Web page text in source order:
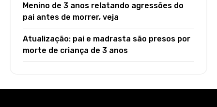
Menino de 3 anos relatando agressões do
pai antes de morrer, veja
Atualização: pai e madrasta são presos por
morte de criança de 3 anos